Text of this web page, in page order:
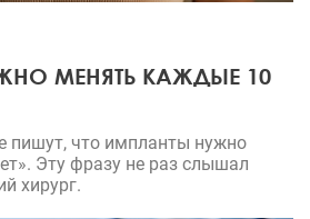
МЕНЯТЬ КАЖДЫЕ 10
пишут, что импланты нужно
Эту фразу не раз слышал
хирург.